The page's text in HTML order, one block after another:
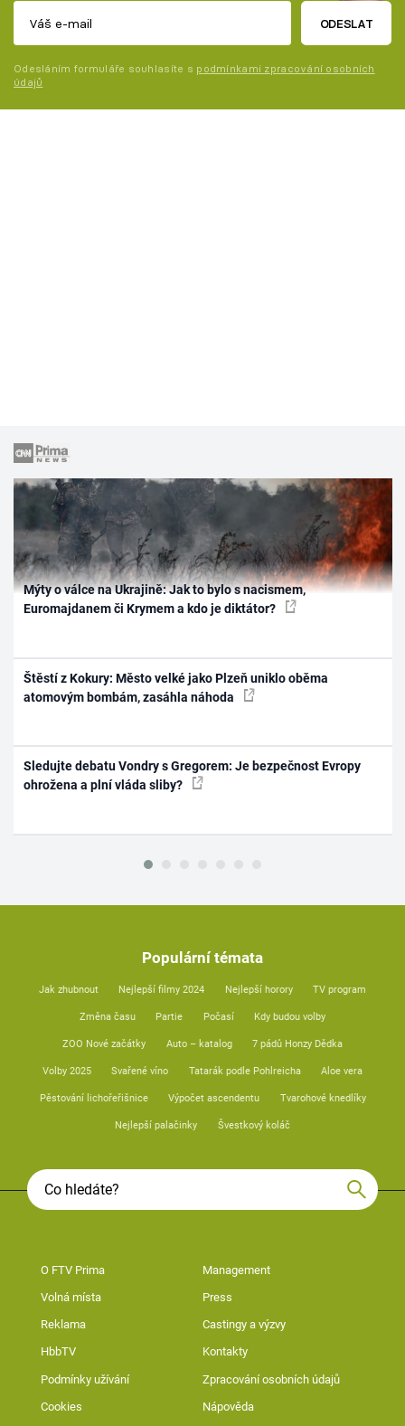
ODESLAT
Odesláním formuláře souhlasíte s podmínkami zpracování osobních
údajů
Mýty o válce na Ukrajině: Jak to bylo s nacismem,
Euromajdanem či Krymem a kdo je diktátor?
Štěstí z Kokury: Město velké jako Plzeň uniklo oběma
atomovým bombám, zasáhla náhoda
Sledujte debatu Vondry s Gregorem: Je bezpečnost Evropy
ohrožena a plní vláda sliby?
Populární témata
Jak zhubnout Nejlepší filmy 2024 Nejlepší horory TV program
Změna času Partie Počasí Kdy budou volby
ZOO Nové začátky Auto – katalog 7 pádů Honzy Dědka
Volby 2025 Svařené víno Tatarák podle Pohlreicha Aloe vera
Pěstování lichořeřišnice Výpočet ascendentu Tvarohové knedlíky
Nejlepší palačinky Švestkový koláč
O FTV Prima Management
Volná místa Press
Reklama Castingy a výzvy
HbbTV Kontakty
Podmínky užívání Zpracování osobních údajů
Cookies Nápověda